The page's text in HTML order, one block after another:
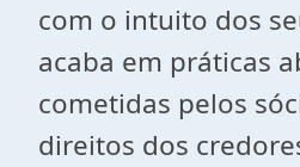
com o intuito dos
acaba em práticas
cometidas pelos
direitos dos